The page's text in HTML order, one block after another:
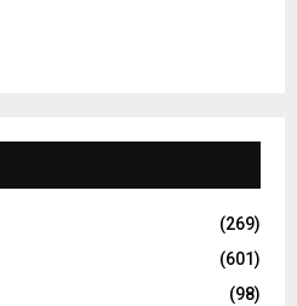
(269)
(601)
(98)